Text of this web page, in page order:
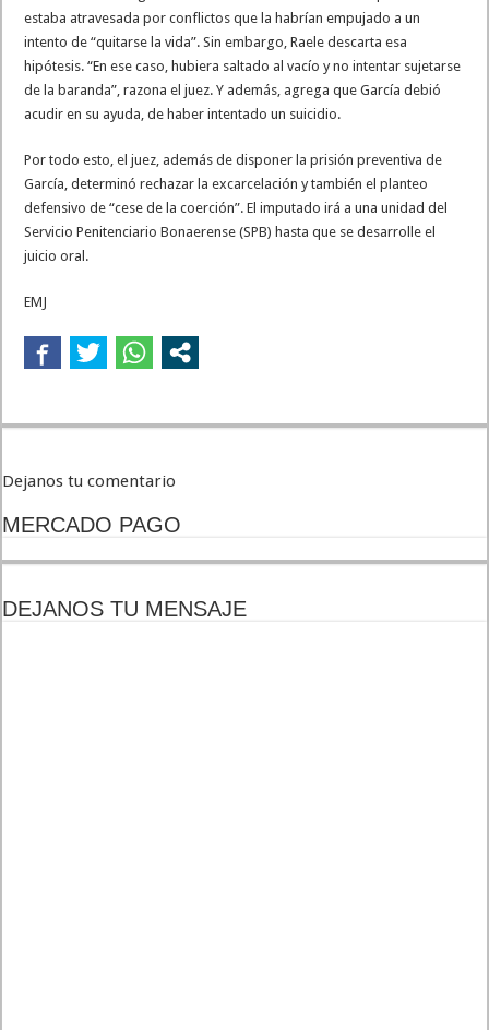
estaba atravesada por conflictos que la habrían empujado a un
intento de “quitarse la vida”. Sin embargo, Raele descarta esa
hipótesis. “En ese caso, hubiera saltado al vacío y no intentar sujetarse
de la baranda”, razona el juez. Y además, agrega que García debió
acudir en su ayuda, de haber intentado un suicidio.
Por todo esto, el juez, además de disponer la prisión preventiva de
García, determinó rechazar la excarcelación y también el planteo
defensivo de “cese de la coerción”. El imputado irá a una unidad del
Servicio Penitenciario Bonaerense (SPB) hasta que se desarrolle el
juicio oral.
EMJ
Dejanos tu comentario
MERCADO PAGO
DEJANOS TU MENSAJE